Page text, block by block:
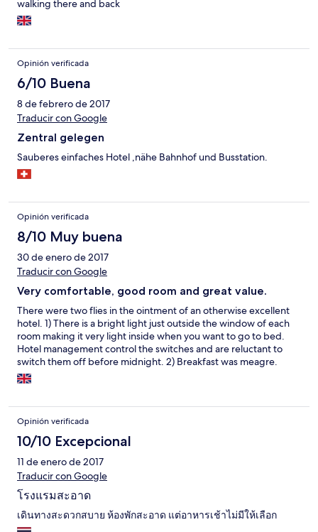
walking there and back
Opinión verificada
6/10 Buena
8 de febrero de 2017
Traducir con Google
Zentral gelegen
Sauberes einfaches Hotel ,nähe Bahnhof und Busstation.
Opinión verificada
8/10 Muy buena
30 de enero de 2017
Traducir con Google
Very comfortable, good room and great value.
There were two flies in the ointment of an otherwise excellent
hotel. 1) There is a bright light just outside the window of each
room making it very light inside when you want to go to bed.
Hotel management control the switches and are reluctant to
switch them off before midnight. 2) Breakfast was meagre.
Opinión verificada
10/10 Excepcional
11 de enero de 2017
Traducir con Google
โรงแรมสะอาด
เดินทางสะดวกสบาย ห้องพักสะอาด แต่อาหารเช้าไม่มีให้เลือก